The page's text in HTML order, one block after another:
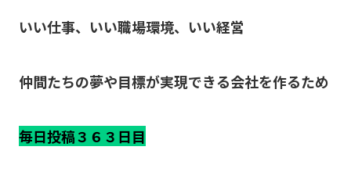
いい仕事、いい職場環境、いい経営
仲間たちの夢や目標が実現できる会社を作るため
毎日投稿３６３日目